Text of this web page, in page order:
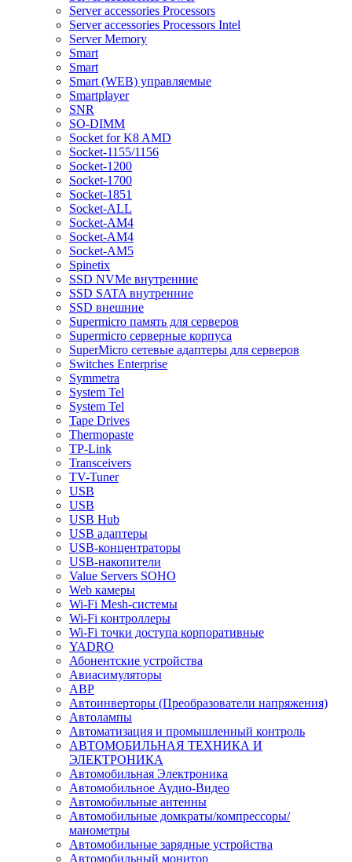
Server accessories Processors
Server accessories Processors Intel
Server Memory
Smart
Smart
Smart (WEB) управляемые
Smartplayer
SNR
SO-DIMM
Socket for K8 AMD
Socket-1155/1156
Socket-1200
Socket-1700
Socket-1851
Socket-ALL
Socket-AM4
Socket-AM4
Socket-AM5
Spinetix
SSD NVMe внутренние
SSD SATA внутренние
SSD внешние
Supermicro память для серверов
Supermicro серверные корпуса
SuperMicro сетевые адаптеры для серверов
Switches Enterprise
Symmetra
System Tel
System Tel
Tape Drives
Thermopaste
TP-Link
Transceivers
TV-Tuner
USB
USB
USB Hub
USB адаптеры
USB-концентраторы
USB-накопители
Value Servers SOHO
Web камеры
Wi-Fi Mesh-системы
Wi-Fi контроллеры
Wi-Fi точки доступа корпоративные
YADRO
Абонентские устройства
Авиасимуляторы
АВР
Автоинверторы (Преобразователи напряжения)
Автолампы
Автоматизация и промышленный контроль
АВТОМОБИЛЬНАЯ ТЕХНИКА И
ЭЛЕКТРОНИКА
Автомобильная Электроника
Автомобильное Аудио-Видео
Автомобильные антенны
Автомобильные домкраты/компрессоры/
манометры
Автомобильные зарядные устройства
Автомобильный монитор